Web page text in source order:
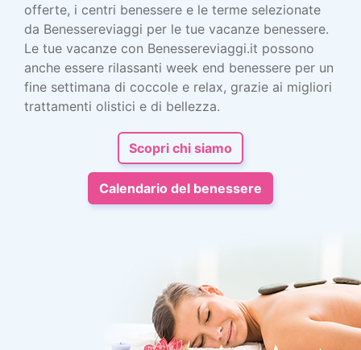
offerte, i centri benessere e le terme selezionate
da Benessereviaggi per le tue vacanze benessere.
Le tue vacanze con Benessereviaggi.it possono
anche essere rilassanti week end benessere per un
fine settimana di coccole e relax, grazie ai migliori
trattamenti olistici e di bellezza.
Scopri chi siamo
Calendario del benessere